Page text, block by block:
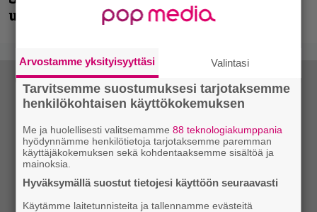
uudella videollaan
Arvostamme yksityisyyttäsi Valintasi
Tarvitsemme suostumuksesi tarjotaksemme
henkilökohtaisen käyttökokemuksen
Me ja huolellisesti valitsemamme88 teknologiakumppania
hyödynnämme henkilötietoja tarjotaksemme paremman
käyttäjäkokemuksen sekä kohdentaaksemme sisältöä ja
mainoksia.
Hyväksymällä suostut tietojesi käyttöön seuraavasti
Käytämme laitetunnisteita ja tallennamme evästeitä